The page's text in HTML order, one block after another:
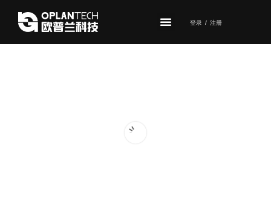
登录 / 注册